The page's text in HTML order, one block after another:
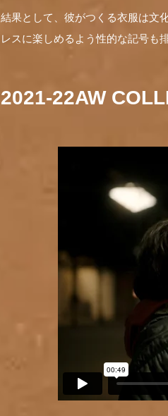
結果として、彼がつくる衣服は文
レスに楽しめるよう性的な記号も
2021-22AW